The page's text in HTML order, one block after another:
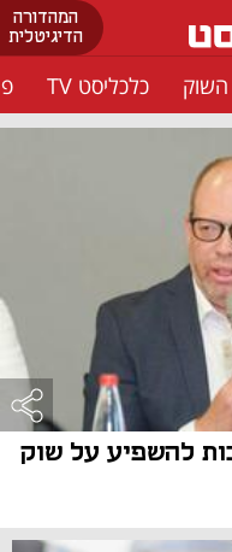
המהדורה
הדיגיטלית
השוק כלכליסט TV
להשפיע על שוק